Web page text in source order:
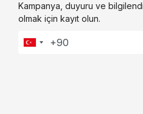
Kampanya, duyuru ve
olmak için kayıt olun.